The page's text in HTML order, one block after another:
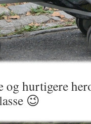
hurtigere
😉